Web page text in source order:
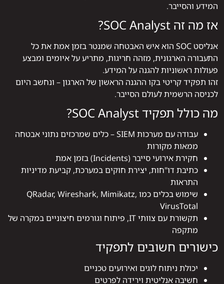
המידע והסייבר.
אז מה זה SOC Analyst?
אנליסט SOC הוא איש האבטחה שמנטר בזמן אמת את כל
התעבורה הארגונית, מזהה חריגות, מתריע על איומים ומבצע
פעולות ראשוניות להגנה על המידע.
זהו תפקיד קריטי בקו ההגנה הראשון של הארגון – ונחשב היום
לכניסה הרשמית לעולם הסייבר.
מה כולל תפקיד SOC Analyst?
עבודה עם מערכות SIEM – כלים שמרכזים נתוני אבטחה
ממאות מקורות
חקירת אירועי סייבר (Incidents) בזמן אמת
כתיבת דו"חות, יצירת חוקים במערכת, קביעת מדיניות
התראות
שימוש בכלים כמו QRadar, Wireshark, Mimikatz,
VirusTotal
תקשורת עם צוותי IT, פיתוח וגורמים חיצוניים במקרה של
מתקפה
כישורים חשובים לתפקיד
יכולת ניתוח לוגים ואירועים טכניים
חשיבה אנליטית וירידה לפרטים